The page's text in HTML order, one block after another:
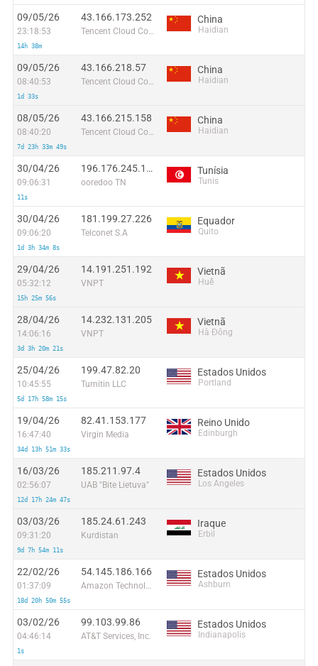
09/05/26
23:18:53
14h 38m
43.166.173.252
Tencent Cloud Computing (Beijing) Co
China
Haidian
09/05/26
08:40:53
1d 33s
43.166.218.57
Tencent Cloud Computing (Beijing) Co
China
Haidian
08/05/26
08:40:20
7d 23h 33m 49s
43.166.215.158
Tencent Cloud Computing (Beijing) Co
China
Haidian
30/04/26
09:06:31
11s
196.176.245.175
ooredoo TN
Tunísia
Tunis
30/04/26
09:06:20
1d 3h 34m 8s
181.199.27.226
Telconet S.A
Equador
Quito
29/04/26
05:32:12
15h 25m 56s
14.191.251.192
VNPT
Vietnã
Huế
28/04/26
14:06:16
3d 3h 20m 21s
14.232.131.205
VNPT
Vietnã
Hà Đông
25/04/26
10:45:55
5d 17h 58m 15s
199.47.82.20
Turnitin LLC
Estados Unidos
Portland
19/04/26
16:47:40
34d 13h 51m 33s
82.41.153.177
Virgin Media
Reino Unido
Edinburgh
16/03/26
02:56:07
12d 17h 24m 47s
185.211.97.4
UAB "Bite Lietuva"
Estados Unidos
Los Angeles
03/03/26
09:31:20
9d 7h 54m 11s
185.24.61.243
Kurdistan
Iraque
Erbil
22/02/26
01:37:09
18d 20h 50m 55s
54.145.186.166
Amazon Technologies Inc.
Estados Unidos
Ashburn
03/02/26
04:46:14
1s
99.103.99.86
AT&T Services, Inc.
Estados Unidos
Indianapolis